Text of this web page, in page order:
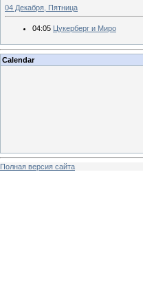
04 Декабря, Пятница
04:05 Цукерберг и Миро
Calendar
Полная версия сайта